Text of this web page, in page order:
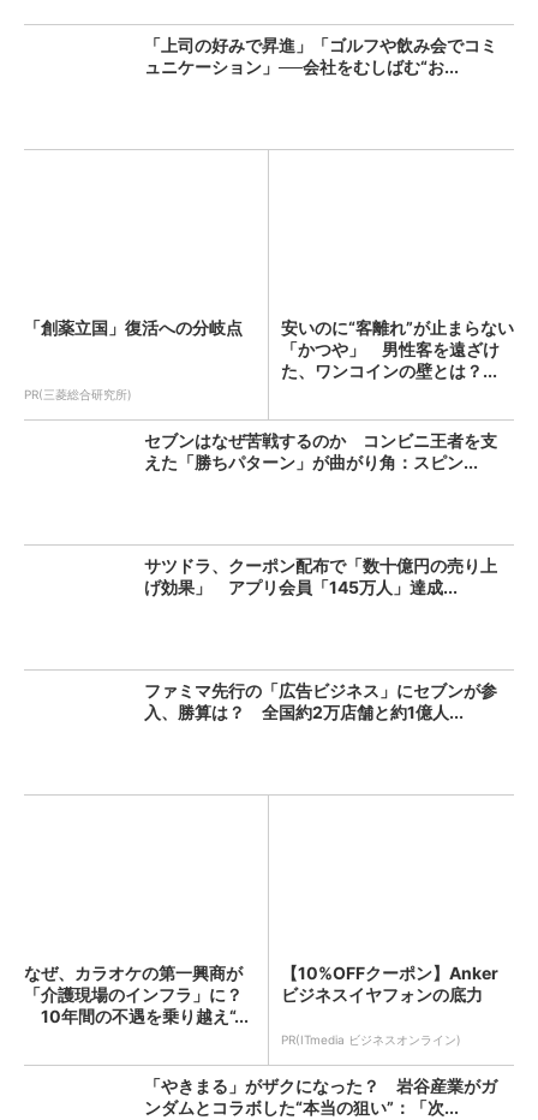
「上司の好みで昇進」「ゴルフや飲み会でコミ
ュニケーション」──会社をむしばむ“お...
「創薬立国」復活への分岐点
PR(三菱総合研究所)
安いのに“客離れ”が止まらない
「かつや」 男性客を遠ざけ
た、ワンコインの壁とは？...
セブンはなぜ苦戦するのか コンビニ王者を支
えた「勝ちパターン」が曲がり角：スピン...
サツドラ、クーポン配布で「数十億円の売り上
げ効果」 アプリ会員「145万人」達成...
ファミマ先行の「広告ビジネス」にセブンが参
入、勝算は？ 全国約2万店舗と約1億人...
なぜ、カラオケの第一興商が
「介護現場のインフラ」に？
10年間の不遇を乗り越え“...
【10%OFFクーポン】Anker
ビジネスイヤフォンの底力
PR(ITmedia ビジネスオンライン)
「やきまる」がザクになった？ 岩谷産業がガ
ンダムとコラボした“本当の狙い”：「次...